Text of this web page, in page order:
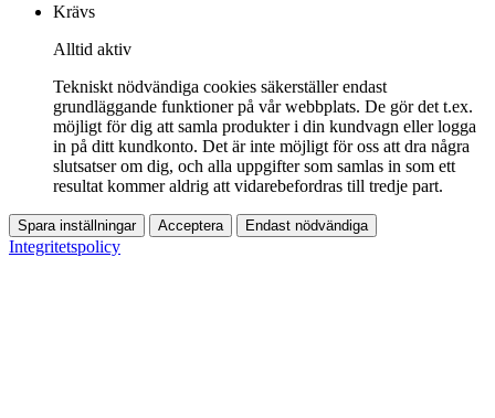
Krävs
Alltid aktiv
Tekniskt nödvändiga cookies säkerställer endast
grundläggande funktioner på vår webbplats. De gör det t.ex.
möjligt för dig att samla produkter i din kundvagn eller logga
in på ditt kundkonto. Det är inte möjligt för oss att dra några
slutsatser om dig, och alla uppgifter som samlas in som ett
resultat kommer aldrig att vidarebefordras till tredje part.
Spara inställningar Acceptera Endast nödvändiga
Integritetspolicy